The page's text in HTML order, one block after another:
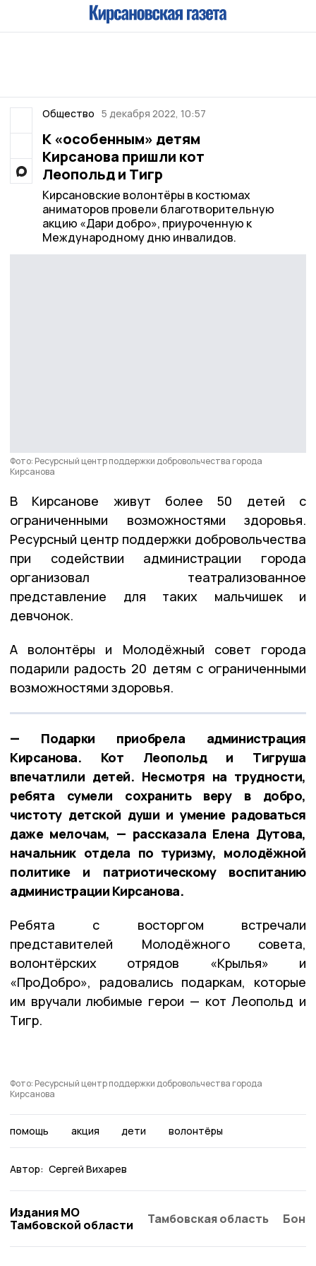
Общество 5 декабря 2022, 10:57
К «особенным» детям
Кирсанова пришли кот
Леопольд и Тигр
Кирсановские волонтёры в костюмах
аниматоров провели благотворительную
акцию «Дари добро», приуроченную к
Международному дню инвалидов.
Фото: Ресурсный центр поддержки добровольчества города
Кирсанова
В Кирсанове живут более 50 детей с
ограниченными возможностями здоровья.
Ресурсный центр поддержки добровольчества
при содействии администрации города
организовал театрализованное
представление для таких мальчишек и
девчонок.
А волонтёры и Молодёжный совет города
подарили радость 20 детям с ограниченными
возможностями здоровья.
— Подарки приобрела администрация
Кирсанова. Кот Леопольд и Тигруша
впечатлили детей. Несмотря на трудности,
ребята сумели сохранить веру в добро,
чистоту детской души и умение радоваться
даже мелочам, — рассказала Елена Дутова,
начальник отдела по туризму, молодёжной
политике и патриотическому воспитанию
администрации Кирсанова.
Ребята с восторгом встречали
представителей Молодёжного совета,
волонтёрских отрядов «Крылья» и
«ПроДобро», радовались подаркам, которые
им вручали любимые герои — кот Леопольд и
Тигр.
Фото: Ресурсный центр поддержки добровольчества города
Кирсанова
помощь акция дети волонтёры
Автор: Сергей Вихарев
Издания МО
Тамбовской области
Тамбовская область